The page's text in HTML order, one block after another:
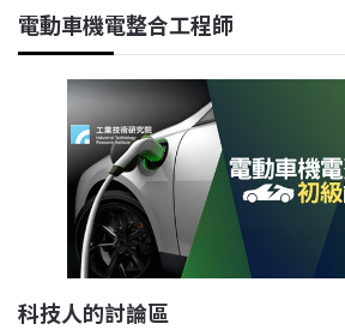
電動車機電整合工程師
科技人的討論區